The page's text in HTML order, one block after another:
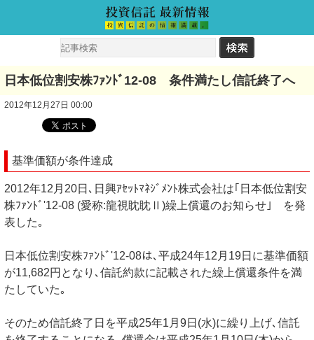
日本低位割安株ﾌｧﾝﾄﾞ12-08 条件満たし信託終了へ
2012年12月27日 00:00
基準価額が条件達成
2012年12月20日､日興ｱｾｯﾄﾏﾈｼﾞﾒﾝﾄ株式会社は｢日本低位割安
株ﾌｧﾝﾄﾞ'12-08 (愛称:龍視眈眈Ⅱ)繰上償還のお知らせ｣ を発
表した｡
日本低位割安株ﾌｧﾝﾄﾞ'12-08は､平成24年12月19日に基準価額
が11,682円となり､信託約款に記載された繰上償還条件を満
たしていた｡
そのため信託終了日を平成25年1月9日(水)に繰り上げ､信託